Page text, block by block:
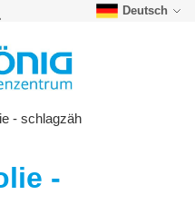
Deutsch
- schlagzäh
-